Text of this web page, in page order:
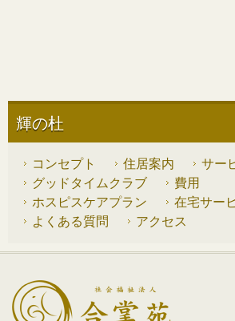
輝の杜
コンセプト 住居案内
サー
グッドタイムクラブ
費用
ホスピスケアプラン
在宅サー
よくある質問
アクセス